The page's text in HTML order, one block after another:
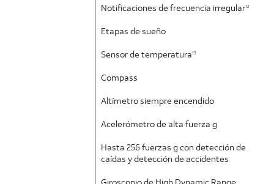
Notificaciones de frecuencia irregular12
Etapas de sueño
Sensor de temperatura13
Compass
Altímetro siempre encendido
Acelerómetro de alta fuerza g
Hasta 256 fuerzas g con detección de
caídas y detección de accidentes